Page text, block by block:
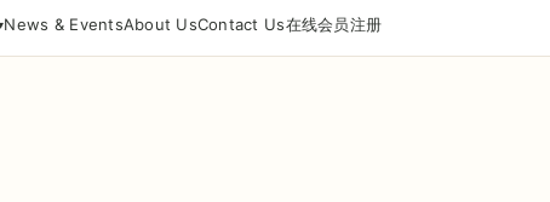
News & EventsAbout UsContact Us在线会员注册